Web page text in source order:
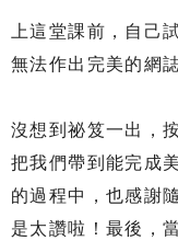
上這堂課前，自己
無法作出完美的網誌
沒想到祕笈一出，
把我們帶到能完成
的過程中，也感謝
是太讚啦！最後，